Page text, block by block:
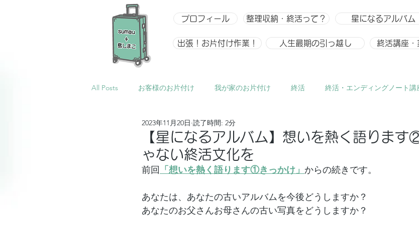
プロフィール 整理収納・終活って？ 星になるアルバム
出張！お片付け作業！ 人生最期の引っ越し 終活講座
All Posts お客様のお片付け 我が家のお片付け 終活 終活・エンディングノート講
整理収納アドバイザー向け講座 ひとりごと、趣味
星になるアルバム
【星になるアルバム】想いを熱く語りま
ゃない終活文化を
2023年11月20日 読了時間: 2分
前回 「想いを熱く語ります①きっかけ」 からの続きです。
あなたは、あなたの古いアルバムを今後どうしますか？
あなたのお父さんお母さんの古い写真をどうしますか？